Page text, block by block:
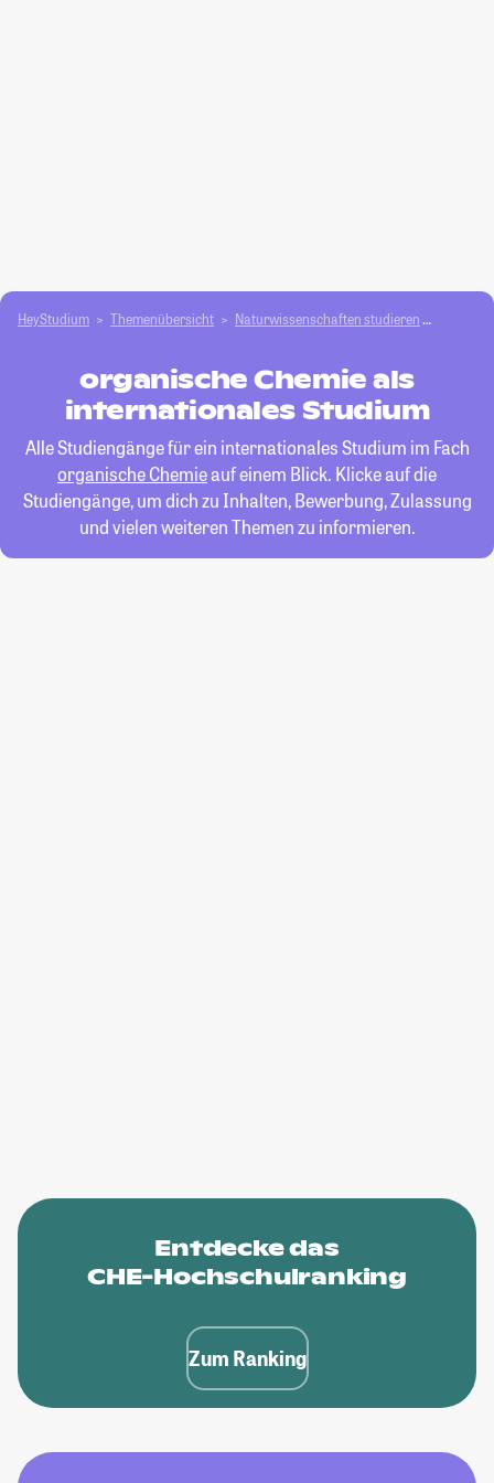
HeyStudium Themenübersicht Natur­wissenschaften studieren
organische Chemie als
internationales Studium
Alle Studiengänge für ein internationales Studium im Fach
organische Chemieauf einem Blick. Klicke auf die
Studiengänge, um dich zu Inhalten, Bewerbung, Zulassung
und vielen weiteren Themen zu informieren.
Entdecke das
CHE-Hochschulranking
Zum Ranking